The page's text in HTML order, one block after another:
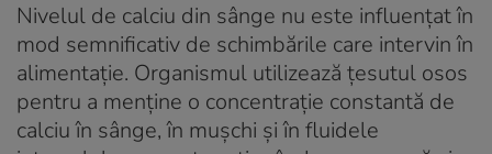
Nivelul de calciu din sânge nu este influențat în
mod semnificativ de schimbările care intervin în
alimentație. Organismul utilizează țesutul osos
pentru a menține o concentrație constantă de
calciu în sânge, în mușchi și în fluidele